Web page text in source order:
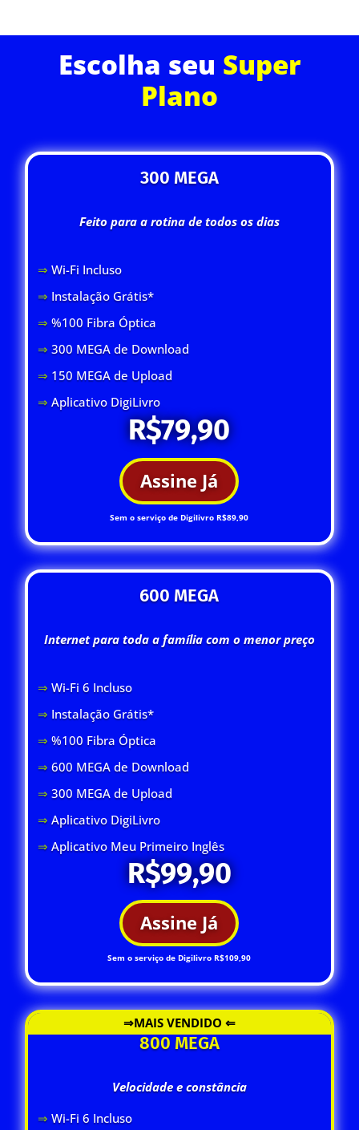
Escolha seu Super
Plano
300 MEGA
Feito para a rotina de todos os dias
⇒ Wi-Fi Incluso
⇒ Instalação Grátis*
⇒ %100 Fibra Óptica
⇒ 300 MEGA de Download
⇒ 150 MEGA de Upload
⇒Aplicativo DigiLivro
R$79,90
Assine Já
Sem o serviço de Digilivro R$89,90
600 MEGA
Internet para toda a família com o menor preço
⇒ Wi-Fi 6 Incluso
⇒ Instalação Grátis*
⇒ %100 Fibra Óptica
⇒ 600 MEGA de Download
⇒300 MEGA de Upload
⇒Aplicativo DigiLivro
⇒Aplicativo Meu Primeiro Inglês
R$99,90
Assine Já
Sem o serviço de Digilivro R$109,90
⇒MAIS VENDIDO ⇐
800 MEGA
Velocidade e constância
⇒ Wi-Fi 6 Incluso